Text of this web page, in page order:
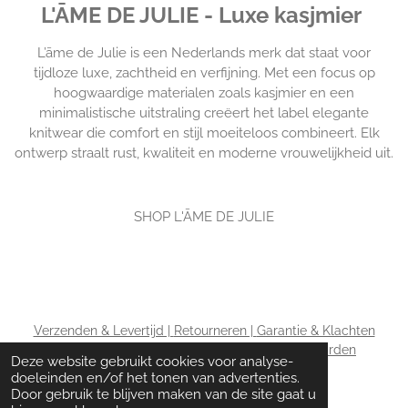
Deze website gebruikt cookies voor analyse-
doeleinden en/of het tonen van advertenties.
Door gebruik te blijven maken van de site gaat u
L'ĀME DE JULIE - Luxe kasjmier
L’āme de Julie is een Nederlands merk dat staat voor
tijdloze luxe, zachtheid en verfijning. Met een focus op
hoogwaardige materialen zoals kasjmier en een
minimalistische uitstraling creëert het label elegante
knitwear die comfort en stijl moeiteloos combineert. Elk
ontwerp straalt rust, kwaliteit en moderne vrouwelijkheid uit.
SHOP L'ĀME DE JULIE
Verzenden & Levertijd | Retourneren | Garantie & Klachten
Algemene voorwaarden
|Betaalmethoden